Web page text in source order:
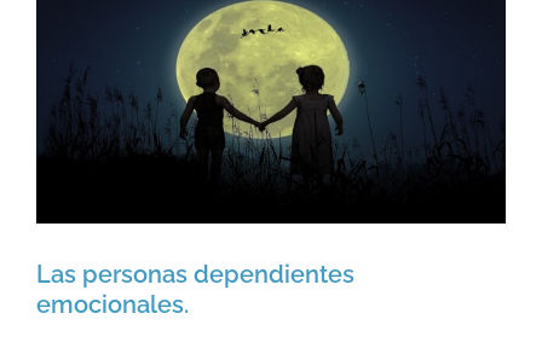
Las personas dependientes
emocionales.